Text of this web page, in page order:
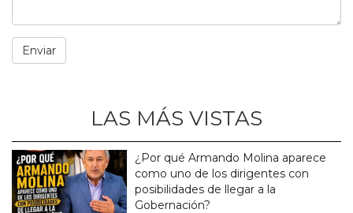
LAS MÁS VISTAS
¿Por qué Armando Molina aparece
como uno de los dirigentes con
posibilidades de llegar a la
Gobernación?